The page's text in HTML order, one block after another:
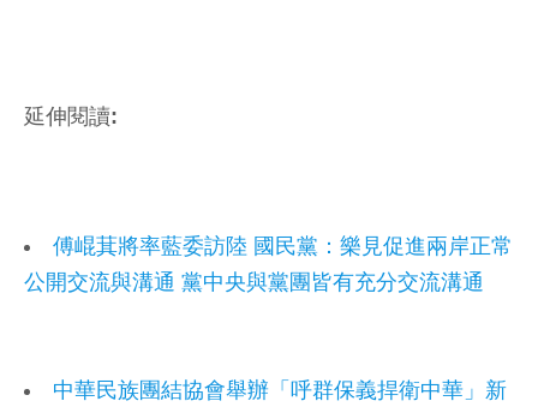
延伸閱讀:
傅崐萁將率藍委訪陸 國民黨：樂見促進兩岸正常
公開交流與溝通 黨中央與黨團皆有充分交流溝通
中華民族團結協會舉辦「呼群保義捍衛中華」新